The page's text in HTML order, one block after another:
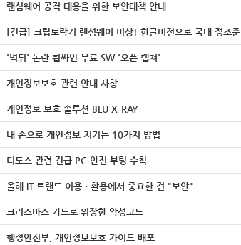
랜섬웨어 공격 대응을 위한 보안대책 안내
[긴급] 크립토락커 랜섬웨어 비상! 한글버전으로 국내 정조준
'먹튀' 논란 휩싸인 무료 SW '오픈 캡쳐'
개인정보보호 관련 안내 사항
개인정보 보호 솔루션 BLU X-RAY
내 손으로 개인정보 지키는 10가지 방법
디도스 관련 긴급 PC 안전 부팅 수칙
올해 IT 트랜드 이용ㆍ활용에서 중요한 건 "보안"
크리스마스 카드로 위장한 악성코드
행정안전부, 개인정보보호 가이드 배포